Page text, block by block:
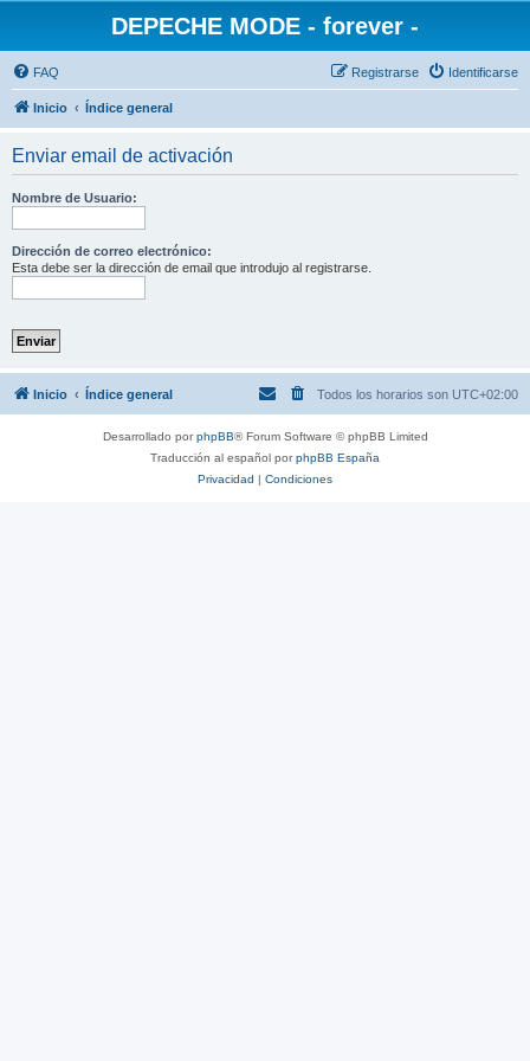
DEPECHE MODE - forever -
FAQ Identificarse
Registrarse
Inicio Índice general
Enviar email de activación
Nombre de Usuario:
Dirección de correo electrónico:
Esta debe ser la dirección de email que introdujo al registrarse.
Inicio Índice general Todos los horarios son UTC+02:00
Desarrollado porphpBB® Forum Software © phpBB Limited
Traducción al español porphpBB España
Privacidad | Condiciones